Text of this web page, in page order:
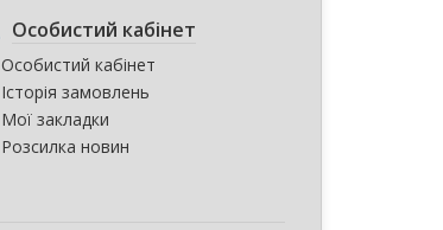
Особистий кабінет
Особистий кабінет
Історія замовлень
Мої закладки
Розсилка новин